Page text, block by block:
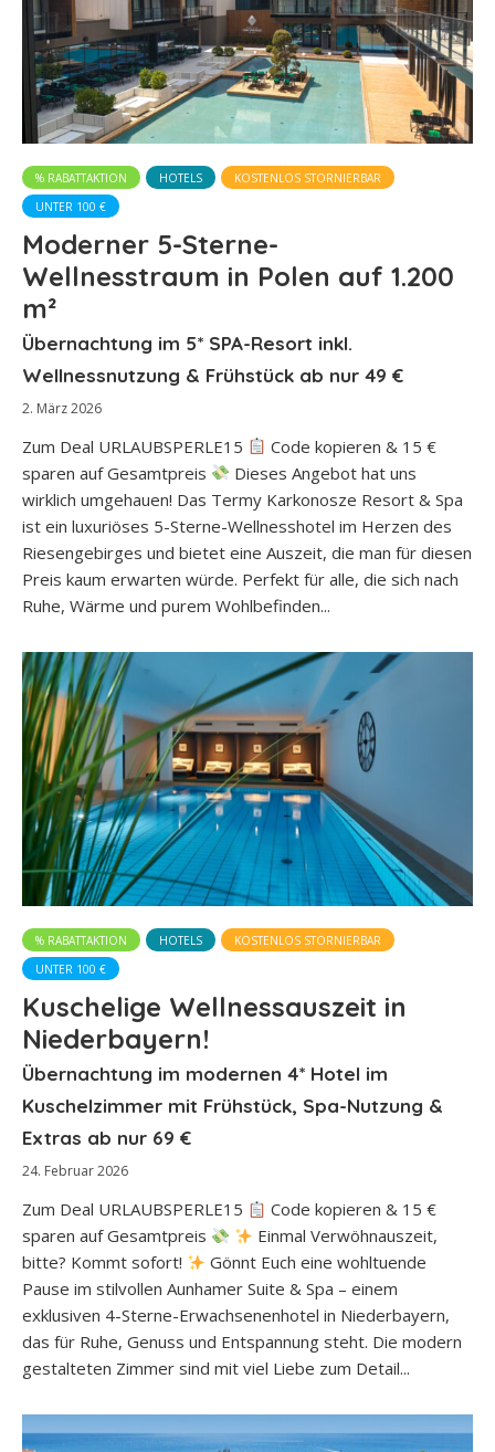
% RABATTAKTION HOTELS
KOSTENLOS STORNIERBAR
UNTER 100 €
Moderner 5-Sterne-
Wellnesstraum in Polen auf 1.200
m²
Übernachtung im 5* SPA-Resort inkl.
Wellnessnutzung & Frühstück ab nur 49 €
2. März 2026
Zum Deal URLAUBSPERLE15
Code kopieren & 15 €
sparen auf Gesamtpreis
Dieses Angebot hat uns
wirklich umgehauen! Das Termy Karkonosze Resort & Spa
ist ein luxuriöses 5-Sterne-Wellnesshotel im Herzen des
Riesengebirges und bietet eine Auszeit, die man für diesen
Preis kaum erwarten würde. Perfekt für alle, die sich nach
Ruhe, Wärme und purem Wohlbefinden...
% RABATTAKTION HOTELS
KOSTENLOS STORNIERBAR
UNTER 100 €
Kuschelige Wellnessauszeit in
Niederbayern!
Übernachtung im modernen 4* Hotel im
Kuschelzimmer mit Frühstück, Spa-Nutzung &
Extras ab nur 69 €
24. Februar 2026
Zum Deal URLAUBSPERLE15
Code kopieren & 15 €
sparen auf Gesamtpreis
Einmal Verwöhnauszeit,
bitte? Kommt sofort!
Gönnt Euch eine wohltuende
Pause im stilvollen Aunhamer Suite & Spa – einem
exklusiven 4-Sterne-Erwachsenenhotel in Niederbayern,
das für Ruhe, Genuss und Entspannung steht. Die modern
gestalteten Zimmer sind mit viel Liebe zum Detail...